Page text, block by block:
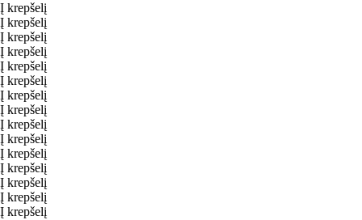
Į krepšelį
Į krepšelį
Į krepšelį
Į krepšelį
Į krepšelį
Į krepšelį
Į krepšelį
Į krepšelį
Į krepšelį
Į krepšelį
Į krepšelį
Į krepšelį
Į krepšelį
Į krepšelį
Į krepšelį